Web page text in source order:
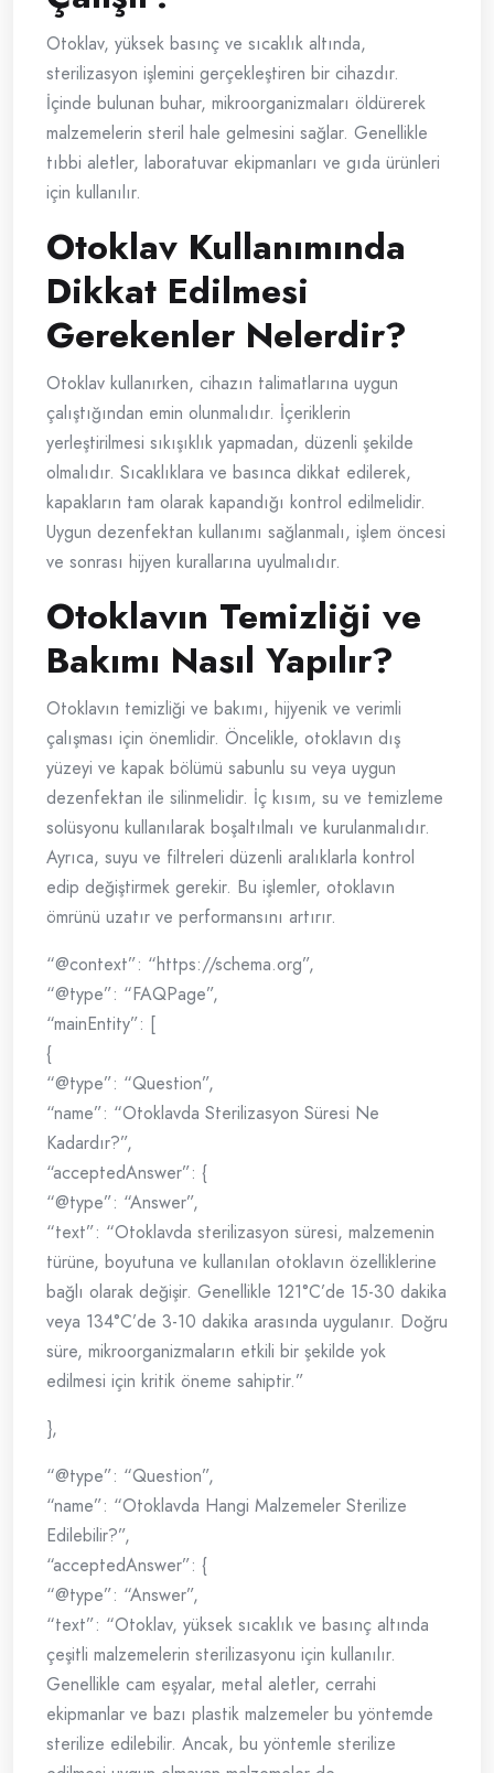
Otoklav, yüksek basınç ve sıcaklık altında,
sterilizasyon işlemini gerçekleştiren bir cihazdır.
İçinde bulunan buhar, mikroorganizmaları öldürerek
malzemelerin steril hale gelmesini sağlar. Genellikle
tıbbi aletler, laboratuvar ekipmanları ve gıda ürünleri
için kullanılır.
Otoklav Kullanımında
Dikkat Edilmesi
Gerekenler Nelerdir?
Otoklav kullanırken, cihazın talimatlarına uygun
çalıştığından emin olunmalıdır. İçeriklerin
yerleştirilmesi sıkışıklık yapmadan, düzenli şekilde
olmalıdır. Sıcaklıklara ve basınca dikkat edilerek,
kapakların tam olarak kapandığı kontrol edilmelidir.
Uygun dezenfektan kullanımı sağlanmalı, işlem öncesi
ve sonrası hijyen kurallarına uyulmalıdır.
Otoklavın Temizliği ve
Bakımı Nasıl Yapılır?
Otoklavın temizliği ve bakımı, hijyenik ve verimli
çalışması için önemlidir. Öncelikle, otoklavın dış
yüzeyi ve kapak bölümü sabunlu su veya uygun
dezenfektan ile silinmelidir. İç kısım, su ve temizleme
solüsyonu kullanılarak boşaltılmalı ve kurulanmalıdır.
Ayrıca, suyu ve filtreleri düzenli aralıklarla kontrol
edip değiştirmek gerekir. Bu işlemler, otoklavın
ömrünü uzatır ve performansını artırır.
“@context”: “https://schema.org”,
“@type”: “FAQPage”,
“mainEntity”: [
{
“@type”: “Question”,
“name”: “Otoklavda Sterilizasyon Süresi Ne
Kadardır?”,
“acceptedAnswer”: {
“@type”: “Answer”,
“text”: “Otoklavda sterilizasyon süresi, malzemenin
türüne, boyutuna ve kullanılan otoklavın özelliklerine
bağlı olarak değişir. Genellikle 121°C’de 15-30 dakika
veya 134°C’de 3-10 dakika arasında uygulanır. Doğru
süre, mikroorganizmaların etkili bir şekilde yok
edilmesi için kritik öneme sahiptir.”
},
“@type”: “Question”,
“name”: “Otoklavda Hangi Malzemeler Sterilize
Edilebilir?”,
“acceptedAnswer”: {
“@type”: “Answer”,
“text”: “Otoklav, yüksek sıcaklık ve basınç altında
çeşitli malzemelerin sterilizasyonu için kullanılır.
Genellikle cam eşyalar, metal aletler, cerrahi
ekipmanlar ve bazı plastik malzemeler bu yöntemde
sterilize edilebilir. Ancak, bu yöntemle sterilize